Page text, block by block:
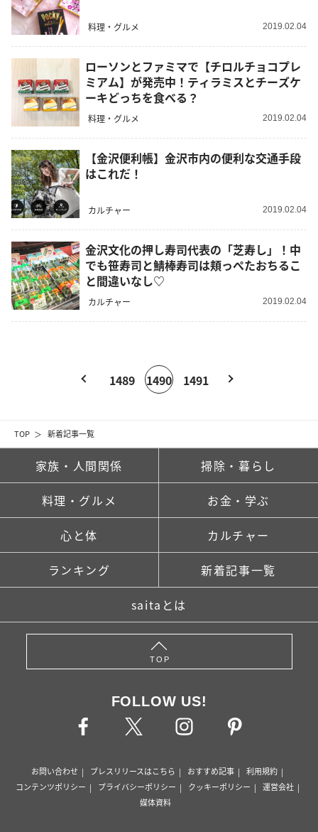
TOP 新着記事一覧
料理・グルメ 2019.02.04
ローソンとファミマで【チロルチョコプレ
ミアム】が発売中！ティラミスとチーズケ
ーキどっちを食べる？
料理・グルメ 2019.02.04
【金沢便利帳】金沢市内の便利な交通手段
はこれだ！
カルチャー 2019.02.04
金沢文化の押し寿司代表の「芝寿し」！中
でも笹寿司と鯖棒寿司は頬っぺたおちるこ
と間違いなし♡
カルチャー 2019.02.04
1489 1490 1491
家族・人間関係 掃除・暮らし
料理・グルメ お金・学ぶ
心と体 カルチャー
ランキング 新着記事一覧
saitaとは
TOP
FOLLOW US!
お問い合わせ プレスリリースはこちら おすすめ記事
利用規約
コンテンツポリシー
プライバシーポリシー クッキーポリシー
運営会社
媒体資料